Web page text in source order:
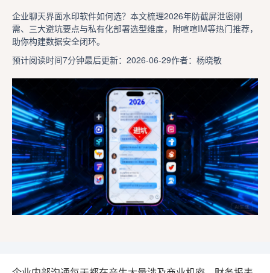
企业聊天界面水印软件如何选？本文梳理2026年防截屏泄密刚
需、三大避坑要点与私有化部署选型维度，附喧喧IM等热门推荐，
助你构建数据安全闭环。
预计阅读时间7分钟最后更新：2026-06-29作者：杨晓敏